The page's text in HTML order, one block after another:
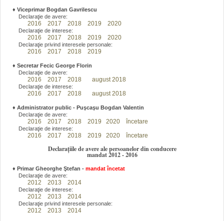
♦ Viceprimar Bogdan Gavrilescu
Declaraţie de avere:
2016 2017 2018 2019 2020
Declaraţie de interese:
2016 2017 2018 2019 2020
Declaraţie privind interesele personale:
2016 2017 2018 2019
♦ Secretar Fecic George Florin
Declaraţie de avere:
2016 2017 2018 august 2018
Declaraţie de interese:
2016 2017 2018 august 2018
♦ Administrator public - Puşcaşu Bogdan Valentin
Declaraţie de avere:
2016 2017 2018 2019 2020 încetare
Declaraţie de interese:
2016 2017 2018 2019 2020 încetare
Declarațiile de avere ale persoanelor din conducere
mandat 2012 - 2016
♦ Primar Gheorghe Ştefan - mandat încetat
Declaraţie de avere:
2012 2013 2014
Declaraţie de interese:
2012 2013 2014
Declaraţie privind interesele personale:
2012 2013 2014